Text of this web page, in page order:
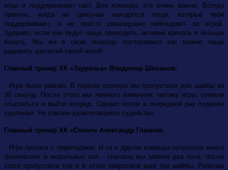
игры и поддерживают нас! Для команды это очень важно. Всегда
приятно, когда на трибунах находятся люди, которые тебя
поддерживают, а не просто равнодушно наблюдают за игрой.
Здорово, если они будут чаще приходить, активно кричать и больше
болеть. Мы же в свою очередь постараемся как можно чаще
радовать зрителей своей игрой!
Главный тренер ХК «Зауралье» Владимир Шиханов:
- Игра была равная. В первом периоде мы пропустили две шайбы за
30 секунд. После этого мы немного изменили тактику игры, сумели
отыграться и выйти вперед. Однако потом в очередной раз подвели
удаления. Не совсем удовлетворило судейство.
Главный тренер ХК «Сокол» Александр Глазков:
- Игра прошла с перепадами. И та и другая команда потратили много
физических и моральных сил - сначала мы забили два гола, после
этого пропустили три и в итоге забросили ещё три шайбы. Ребятам